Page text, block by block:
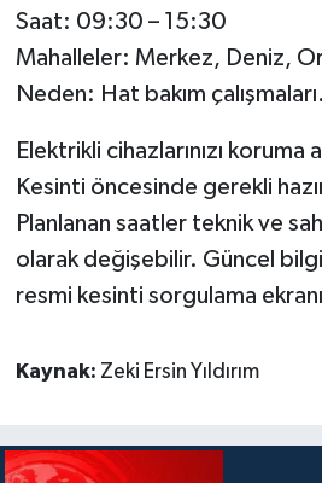
Saat: 09:30 – 15:30
Mahalleler: Merkez, Deniz,
Neden: Hat bakım çalışmaları.
Elektrikli cihazlarınızı koruma
Kesinti öncesinde gerekli
Planlanan saatler teknik ve
olarak değişebilir. Güncel
resmi kesinti sorgulama
Kaynak: Zeki Ersin Yıldırım